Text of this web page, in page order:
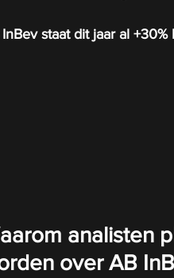
staat dit jaar al +30%
analisten
over AB